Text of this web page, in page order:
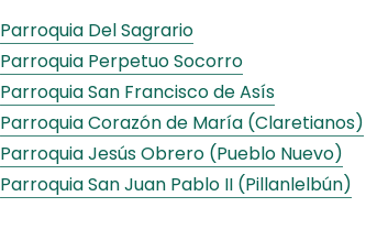
Parroquia Del Sagrario
Parroquia Perpetuo Socorro
Parroquia San Francisco de Asís
Parroquia Corazón de María (Claretianos)
Parroquia Jesús Obrero (Pueblo Nuevo)
Parroquia San Juan Pablo II (Pillanlelbún)